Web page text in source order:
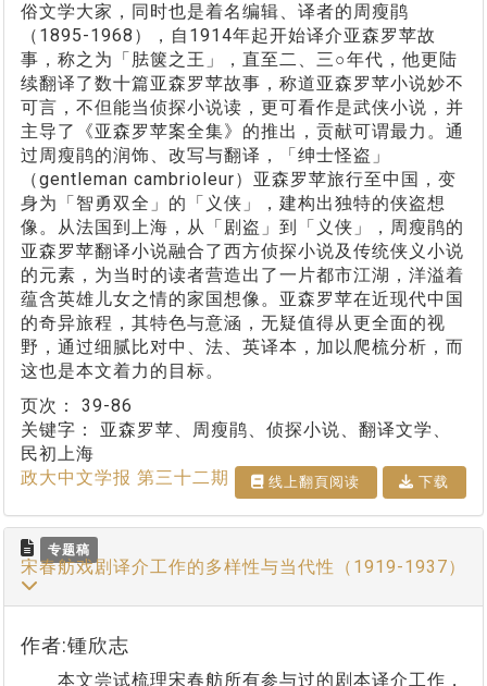
俗文学大家，同时也是着名编辑、译者的周瘦鹃
（1895-1968），自1914年起开始译介亚森罗苹故
事，称之为「胠箧之王」，直至二、三○年代，他更陆
续翻译了数十篇亚森罗苹故事，称道亚森罗苹小说妙不
可言，不但能当侦探小说读，更可看作是武侠小说，并
主导了《亚森罗苹案全集》的推出，贡献可谓最力。通
过周瘦鹃的润饰、改写与翻译，「绅士怪盗」
（gentleman cambrioleur）亚森罗苹旅行至中国，变
身为「智勇双全」的「义侠」，建构出独特的侠盗想
像。从法国到上海，从「剧盗」到「义侠」，周瘦鹃的
亚森罗苹翻译小说融合了西方侦探小说及传统侠义小说
的元素，为当时的读者营造出了一片都市江湖，洋溢着
蕴含英雄儿女之情的家国想像。亚森罗苹在近现代中国
的奇异旅程，其特色与意涵，无疑值得从更全面的视
野，通过细腻比对中、法、英译本，加以爬梳分析，而
这也是本文着力的目标。
页次： 39-86
关键字： 亚森罗苹、周瘦鹃、侦探小说、翻译文学、
民初上海
政大中文学报 第三十二期
线上翻⾴阅读 下载
专题稿
宋春舫戏剧译介工作的多样性与当代性（1919-1937）
作者:锺欣志
本文尝试梳理宋春舫所有参与过的剧本译介工作，